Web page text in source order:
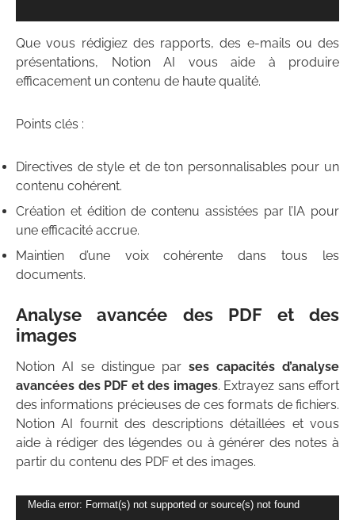
Que vous rédigiez des rapports, des e-mails ou des
présentations, Notion AI vous aide à produire
efficacement un contenu de haute qualité.
Points clés :
Directives de style et de ton personnalisables pour un
contenu cohérent.
Création et édition de contenu assistées par l’IA pour
une efficacité accrue.
Maintien d’une voix cohérente dans tous les
documents.
Analyse avancée des PDF et des
images
Notion AI se distingue par ses capacités d’analyse
avancées des PDF et des images. Extrayez sans effort
des informations précieuses de ces formats de fichiers.
Notion AI fournit des descriptions détaillées et vous
aide à rédiger des légendes ou à générer des notes à
partir du contenu des PDF et des images.
Lecteur
Media error: Format(s) not supported or source(s) not found